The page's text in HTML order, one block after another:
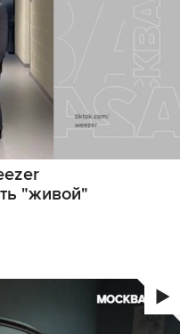
"живой"